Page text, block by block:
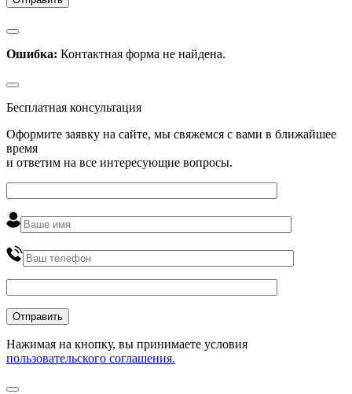
Ошибка: Контактная форма не найдена.
Бесплатная консультация
Оформите заявку на сайте, мы свяжемся с вами в ближайшее
время
и ответим на все интересующие вопросы.
Нажимая на кнопку, вы принимаете условия
пользовательского соглашения.